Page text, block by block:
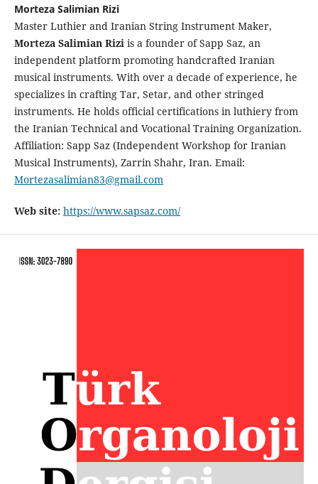
Morteza Salimian Rizi
Master Luthier and Iranian String Instrument Maker,
Morteza Salimian Riziis a founder of Sapp Saz, an
independent platform promoting handcrafted Iranian
musical instruments. With over a decade of experience, he
specializes in crafting Tar, Setar, and other stringed
instruments. He holds official certifications in luthiery from
the Iranian Technical and Vocational Training Organization.
Affiliation: Sapp Saz (Independent Workshop for Iranian
Musical Instruments), Zarrin Shahr, Iran. Email:
Mortezasalimian83@gmail.com
Web site: https://www.sapsaz.com/